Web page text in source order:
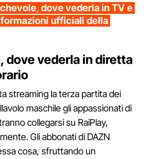
dove vederla in TV e
ufficiali della
dove vederla in diretta
streaming la terza partita dei
maschile gli appassionati di
collegarsi su RaiPlay,
Gli abbonati di DAZN
cosa, sfruttando un